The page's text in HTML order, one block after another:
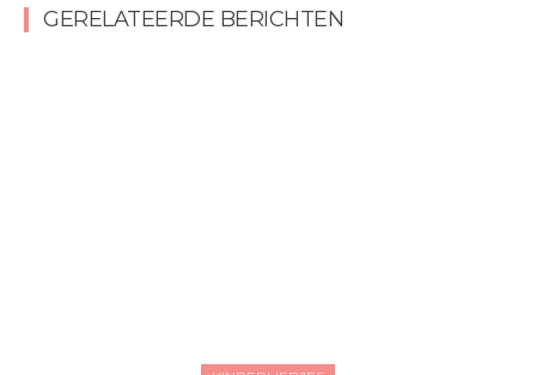
GERELATEERDE BERICHTEN